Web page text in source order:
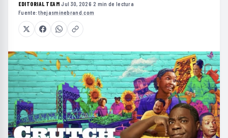
EDITORIAL TEAM·Jul 30, 2026·2 min de lectura·
Fuente:thejasminebrand.com